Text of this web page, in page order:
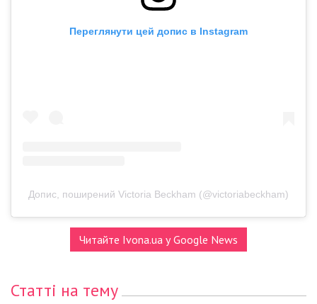
Переглянути цей допис в Instagram
Допис, поширений Victoria Beckham (@victoriabeckham)
Читайте Ivona.ua у Google News
Статті на тему